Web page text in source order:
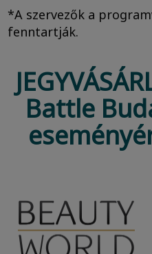
*A szervezők a
fenntartják.
Battle